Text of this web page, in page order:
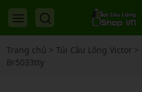
Trang chủ > Túi Cầu Lông Victor >
Br5033tty